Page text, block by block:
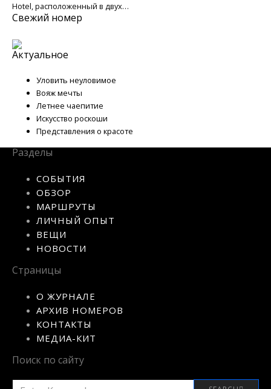
Hotel, расположенный в двух…
Свежий номер
Актуальное
Уловить неуловимое
Вояж мечты
Летнее чаепитие
Искусство роскоши
Представления о красоте
Разделы
СОБЫТИЯ
ОБЗОР
МАРШРУТЫ
ЛИЧНЫЙ ОПЫТ
ВЕЩИ
НОВОСТИ
Страницы
О ЖУРНАЛЕ
АРХИВ НОМЕРОВ
КОНТАКТЫ
МЕДИА-КИТ
Поиск по сайту